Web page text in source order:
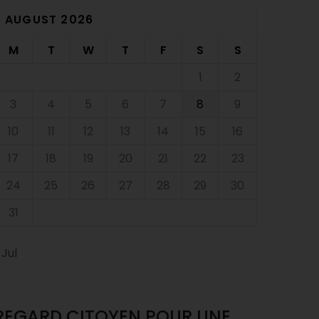
AUGUST 2026
M
T W T F S
S
1
2
3
4 5 6 7 8
9
10
11 12 13 14 15
16
17
18 19 20 21 22
23
24
25 26 27 28 29
30
31